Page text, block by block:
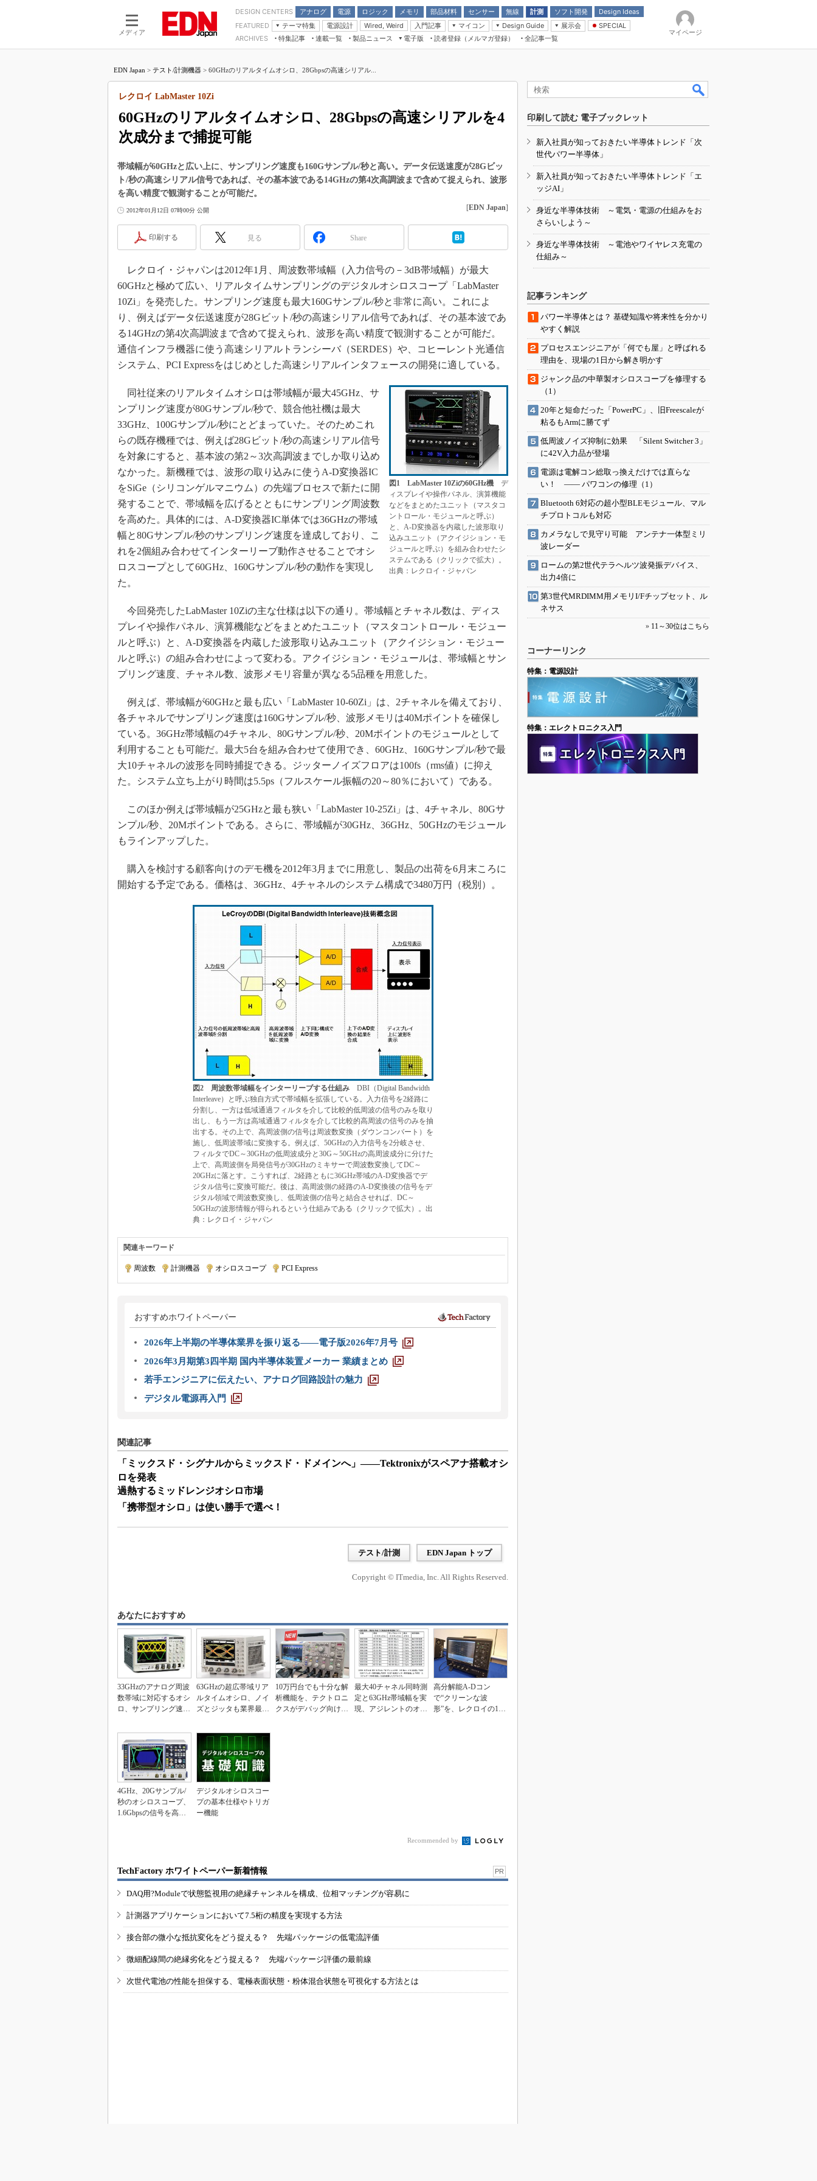
メディア
DESIGN CENTERS アナログ
電源
モーター
ロジック
LSI
メモリ
部品材料
受動部品
センサー 無線 計測 ソフト開発
Design Ideas
アナログ機能回路
計測とテスト
Wired, Weird
FEATURED
テーマ特集
つながるクルマ
エレクトロニクス入門
5G（EE Times Japan）
製品解剖（EE Times Japan）
電源設計 Wired, Weird
入門記事
モーター入門
マイコン
マイコン講座
Design Guide
計測機器
展示会
CEATEC
組込み/エッジコンピューティング展
人とくるま展
SPECIAL
Microchip情報
ARCHIVES 特集記事
連載一覧
マイクロプロセッサ懐古録
用講座
たった2つの式で始めるDC/DCコン
バーターの設計
DC-DCコンバーター活用講座
Wired, Weird
マイコン講座
記録計／データロガーの基礎知識
ズ編
めざせ高効率！ モーター駆動入門講
Bluetooth mesh入門
「SPICEの仕組みとその活用設計」
最新記事一覧
計測器メーカーから見た5G
う変わる？
IoT時代の無線規格を知る【Thread
編】
IoT時代の無線規格を知る【Z-Wave
編】
製品ニュース
電子版
電子ブックレット
読者登録（メルマガ登録） 全記事一覧
マイページ
EDN Japan > テスト/計測機器 > 60GHzのリアルタイムオシロ、28Gbpsの高速シリアル...
60GHzのリアルタイムオシロ、28Gbpsの高速シリアルを4
次成分まで捕捉可能
レクロイ LabMaster 10Zi
帯域幅が60GHzと広い上に、サンプリング速度も160Gサンプル/秒と高い。データ伝送速度が28Gビッ
ト/秒の高速シリアル信号であれば、その基本波である14GHzの第4次高調波まで含めて捉えられ、波形
を高い精度で観測することが可能だ。
2012年01月12日 07時00分 公開 [EDN Japan]
印刷する 見る Share
レクロイ・ジャパンは2012年1月、周波数帯域幅（入力信号の－3dB帯域幅）が最大
60GHzと極めて広い、リアルタイムサンプリングのデジタルオシロスコープ「LabMaster
10Zi」を発売した。サンプリング速度も最大160Gサンプル/秒と非常に高い。これによ
り、例えばデータ伝送速度が28Gビット/秒の高速シリアル信号であれば、その基本波であ
る14GHzの第4次高調波まで含めて捉えられ、波形を高い精度で観測することが可能だ。
通信インフラ機器に使う高速シリアルトランシーバ（SERDES）や、コヒーレント光通信
システム、PCI Expressをはじめとした高速シリアルインタフェースの開発に適している。
図1 LabMaster 10Ziの60GHz機 デ
ィスプレイや操作パネル、演算機能
などをまとめたユニット（マスタコ
ントロール・モジュールと呼ぶ）
と、A-D変換器を内蔵した波形取り
込みユニット（アクイジション・モ
ジュールと呼ぶ）を組み合わせたシ
ステムである（クリックで拡大）。
出典：レクロイ・ジャパン
同社従来のリアルタイムオシロは帯域幅が最大45GHz、サ
ンプリング速度が80Gサンプル/秒で、競合他社機は最大
33GHz、100Gサンプル/秒にとどまっていた。そのためこれ
らの既存機種では、例えば28Gビット/秒の高速シリアル信号
を対象にすると、基本波の第2～3次高調波までしか取り込め
なかった。新機種では、波形の取り込みに使うA-D変換器IC
をSiGe（シリコンゲルマニウム）の先端プロセスで新たに開
発することで、帯域幅を広げるとともにサンプリング周波数
を高めた。具体的には、A-D変換器IC単体では36GHzの帯域
幅と80Gサンプル/秒のサンプリング速度を達成しており、こ
れを2個組み合わせてインターリーブ動作させることでオシ
ロスコープとして60GHz、160Gサンプル/秒の動作を実現し
た。
今回発売したLabMaster 10Ziの主な仕様は以下の通り。帯域幅とチャネル数は、ディス
プレイや操作パネル、演算機能などをまとめたユニット（マスタコントロール・モジュー
ルと呼ぶ）と、A-D変換器を内蔵した波形取り込みユニット（アクイジション・モジュー
ルと呼ぶ）の組み合わせによって変わる。アクイジション・モジュールは、帯域幅とサン
プリング速度、チャネル数、波形メモリ容量が異なる5品種を用意した。
例えば、帯域幅が60GHzと最も広い「LabMaster 10-60Zi」は、2チャネルを備えており、
各チャネルでサンプリング速度は160Gサンプル/秒、波形メモリは40Mポイントを確保し
ている。36GHz帯域幅の4チャネル、80Gサンプル/秒、20Mポイントのモジュールとして
利用することも可能だ。最大5台を組み合わせて使用でき、60GHz、160Gサンプル/秒で最
大10チャネルの波形を同時捕捉できる。ジッターノイズフロアは100fs（rms値）に抑え
た。システム立ち上がり時間は5.5ps（フルスケール振幅の20～80％において）である。
このほか例えば帯域幅が25GHzと最も狭い「LabMaster 10-25Zi」は、4チャネル、80Gサ
ンプル/秒、20Mポイントである。さらに、帯域幅が30GHz、36GHz、50GHzのモジュール
もラインアップした。
購入を検討する顧客向けのデモ機を2012年3月までに用意し、製品の出荷を6月末ころに
開始する予定である。価格は、36GHz、4チャネルのシステム構成で3480万円（税別）。
図2 周波数帯域幅をインターリーブする仕組みDBI（Digital Bandwidth
Interleave）と呼ぶ独自方式で帯域幅を拡張している。入力信号を2経路に
分割し、一方は低域通過フィルタを介して比較的低周波の信号のみを取り
出し、もう一方は高域通過フィルタを介して比較的高周波の信号のみを抽
出する。その上で、高周波側の信号は周波数変換（ダウンコンバート）を
施し、低周波帯域に変換する。例えば、50GHzの入力信号を2分岐させ、
フィルタでDC～30GHzの低周波成分と30G～50GHzの高周波成分に分けた
上で、高周波側を局発信号が30GHzのミキサーで周波数変換してDC～
20GHzに落とす。こうすれば、2経路ともに36GHz帯域のA-D変換器でデ
ジタル信号に変換可能だ。後は、高周波側の経路のA-D変換後の信号をデ
ジタル領域で周波数変換し、低周波側の信号と結合させれば、DC～
50GHzの波形情報が得られるという仕組みである（クリックで拡大）。出
典：レクロイ・ジャパン
関連キーワード
周波数 計測機器 オシロスコープ| PCI Express
おすすめホワイトペーパー
2026年上半期の半導体業界を振り返る――電子版2026年7月号
2026年3月期第3四半期 国内半導体装置メーカー 業績まとめ
若手エンジニアに伝えたい、アナログ回路設計の魅力
デジタル電源再入門
関連記事
「ミックスド・シグナルからミックスド・ドメインへ」――Tektronixがスペアナ搭載オシ
ロを発表
過熱するミッドレンジオシロ市場
「携帯型オシロ」は使い勝手で選べ！
テスト/計測 EDN Japan トップ
Copyright © ITmedia, Inc. All Rights Reserved.
あなたにおすすめ
33GHzのアナログ周波
数帯域に対応するオシ
ロ、サンプリング速度
63GHzの超広帯域リア
ルタイムオシロ、ノイ
ズとジッタも業界最小
10万円台でも十分な解
析機能を、テクトロニ
クスがデバッグ向けオ
最大40チャネル同時測
定と63GHz帯域幅を実
現、アジレントのオシ
高分解能A-Dコン
で“クリーンな波
形”を、レクロイの12
4GHz、20Gサンプル/
秒のオシロスコープ、
1.6Gbpsの信号を高精
デジタルオシロスコー
プの基本仕様やトリガ
ー機能
Recommended by
TechFactory ホワイトペーパー新着情報 PR
DAQ用?Moduleで状態監視用の絶縁チャンネルを構成、位相マッチングが容易に
計測器アプリケーションにおいて7.5桁の精度を実現する方法
接合部の微小な抵抗変化をどう捉える？ 先端パッケージの低電流評価
微細配線間の絶縁劣化をどう捉える？ 先端パッケージ評価の最前線
次世代電池の性能を担保する、電極表面状態・粉体混合状態を可視化する方法とは
印刷して読む 電子ブックレット
新入社員が知っておきたい半導体トレンド「次
世代パワー半導体」
新入社員が知っておきたい半導体トレンド「エ
ッジAI」
身近な半導体技術 ～電気・電源の仕組みをお
さらいしよう～
身近な半導体技術 ～電池やワイヤレス充電の
仕組み～
記事ランキング
パワー半導体とは？ 基礎知識や将来性を分かり
やすく解説
プロセスエンジニアが「何でも屋」と呼ばれる
理由を、現場の1日から解き明かす
ジャンク品の中華製オシロスコープを修理する
（1）
20年と短命だった「PowerPC」、旧Freescaleが
粘るもArmに勝てず
低周波ノイズ抑制に効果 「Silent Switcher 3」
に42V入力品が登場
電源は電解コン総取っ換えだけでは直らな
い！ ―― パワコンの修理（1）
Bluetooth 6対応の超小型BLEモジュール、マル
チプロトコルも対応
カメラなしで見守り可能 アンテナ一体型ミリ
波レーダー
ロームの第2世代テラヘルツ波発振デバイス、
出力4倍に
第3世代MRDIMM用メモリI/Fチップセット、ル
ネサス
» 11～30位はこちら
コーナーリンク
特集：電源設計
特集：エレクトロニクス入門